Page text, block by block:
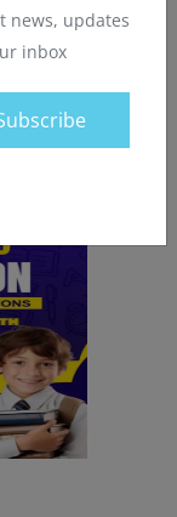
news, updates
inbox